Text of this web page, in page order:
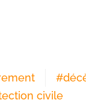
#
civile